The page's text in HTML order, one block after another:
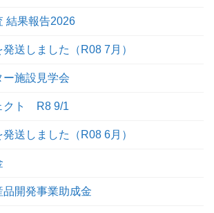
結果報告2026
送しました（R08 7月）
施設見学会
クト R8 9/1
送しました（R08 6月）
開発事業助成金